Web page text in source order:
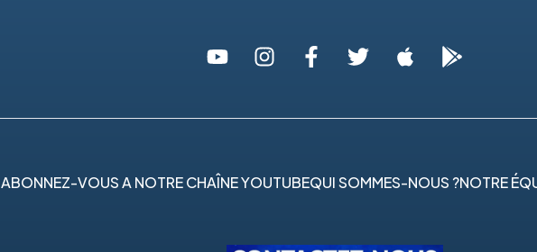
ABONNEZ-VOUS A NOTRE CHAÎNE YOUTUBEQUI SOMMES-NOUS ?NOTRE